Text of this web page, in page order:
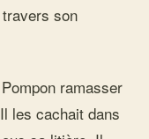
son
ramasser
les cachait dans